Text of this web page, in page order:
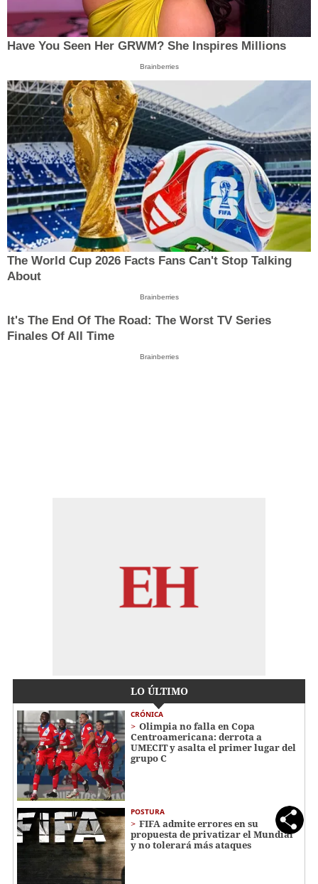
Have You Seen Her GRWM? She Inspires Millions
Brainberries
The World Cup 2026 Facts Fans Can't Stop Talking
About
Brainberries
It's The End Of The Road: The Worst TV Series
Finales Of All Time
Brainberries
LO ÚLTIMO
CRÓNICA
Olimpia no falla en Copa
Centroamericana: derrota a
UMECIT y asalta el primer lugar del
grupo C
POSTURA
FIFA admite errores en su
propuesta de privatizar el Mundial
y no tolerará más ataques